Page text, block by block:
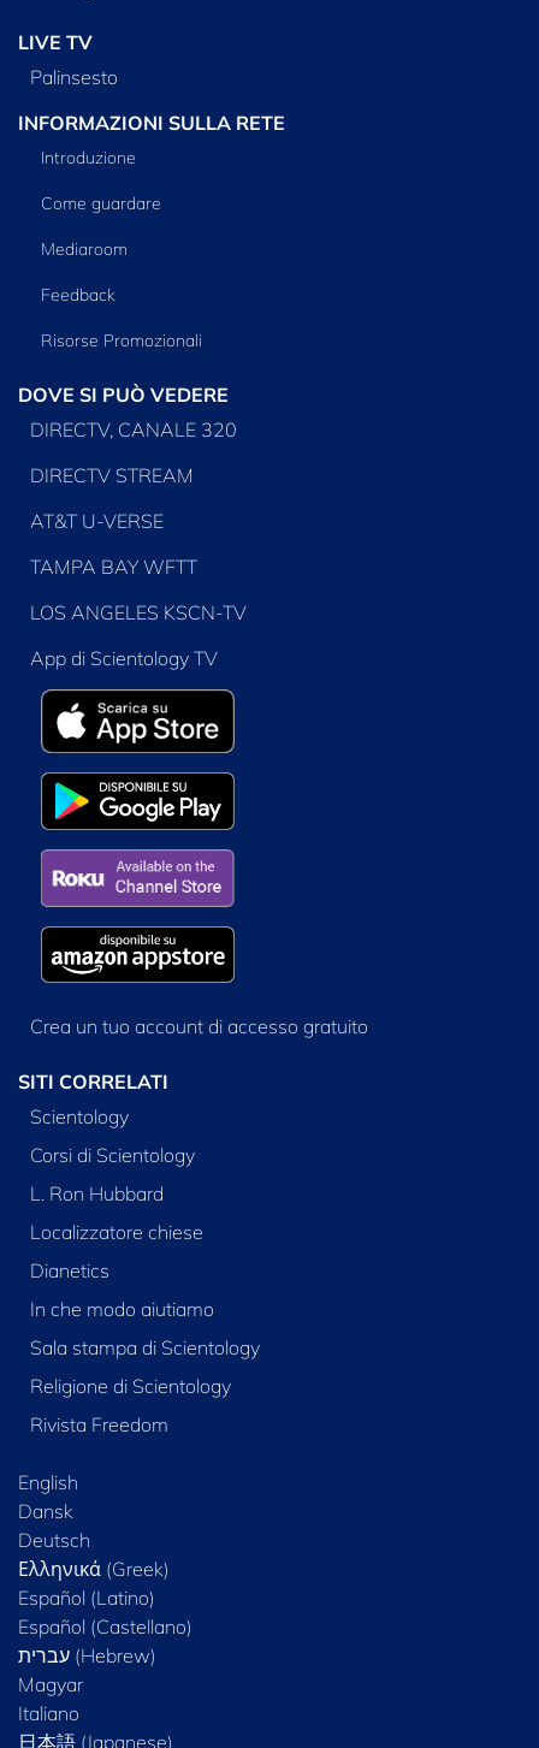
LIVE TV
Palinsesto
INFORMAZIONI SULLA RETE
Introduzione
Come guardare
Mediaroom
Feedback
Risorse Promozionali
DOVE SI PUÒ VEDERE
DIRECTV, CANALE 320
DIRECTV STREAM
AT&T U-VERSE
TAMPA BAY WFTT
LOS ANGELES KSCN-TV
App di Scientology TV
Crea un tuo account di accesso gratuito
SITI CORRELATI
Scientology
Corsi di Scientology
L. Ron Hubbard
Localizzatore chiese
Dianetics
In che modo aiutiamo
Sala stampa di Scientology
Religione di Scientology
Rivista Freedom
English
Dansk
Deutsch
Ελληνικά (Greek)
Español (Latino)
Español (Castellano)
Magyar
Italiano
日本語 (Japanese)